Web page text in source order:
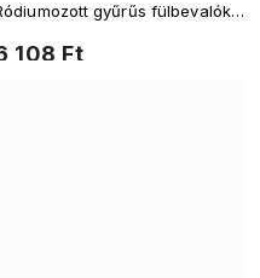
108 Ft
gyűrűs fülbevalók